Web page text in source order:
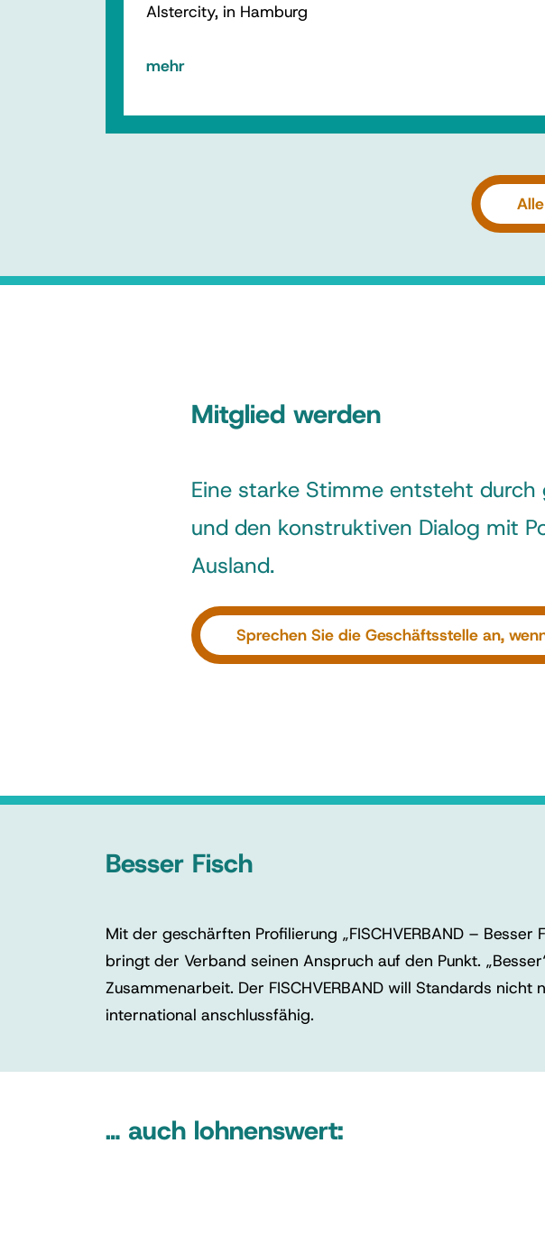
Alstercity, in Hamburg
mehr
Mitglied werden
Eine starke Stimme entsteht
und den konstruktiven Dialog mit
Ausland.
Sprechen Sie die Geschäftsstelle an,
Besser Fisch
Mit der geschärften Profilierung „FISCHVERBAND – Besser
bringt der Verband seinen Anspruch auf den Punkt.
Zusammenarbeit. Der FISCHVERBAND will Standards
international anschlussfähig.
… auch lohnenswert: